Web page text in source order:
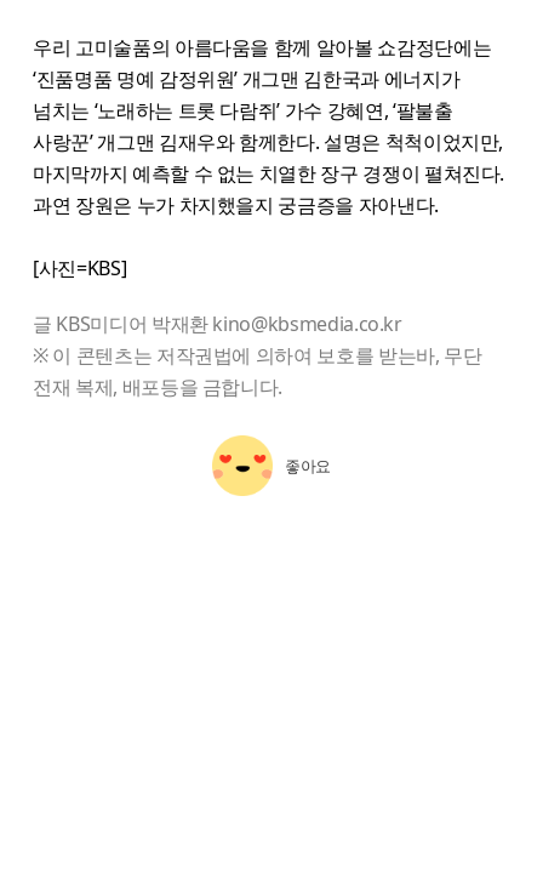
우리 고미술품의 아름다움을 함께 알아볼 쇼감정단에는
‘진품명품 명예 감정위원’ 개그맨 김한국과 에너지가
넘치는 ‘노래하는 트롯 다람쥐’ 가수 강혜연, ‘팔불출
사랑꾼’ 개그맨 김재우와 함께한다. 설명은 척척이었지만,
마지막까지 예측할 수 없는 치열한 장구 경쟁이 펼쳐진다.
과연 장원은 누가 차지했을지 궁금증을 자아낸다.
[사진=KBS]
글 KBS미디어 박재환 kino@kbsmedia.co.kr
※ 이 콘텐츠는 저작권법에 의하여 보호를 받는바, 무단
전재 복제, 배포등을 금합니다.
좋아요